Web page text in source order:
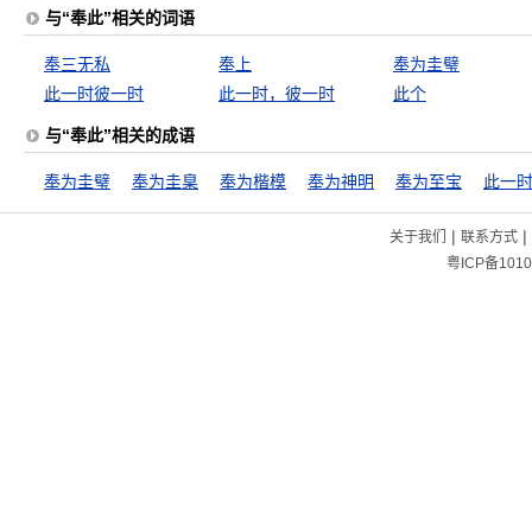
与“奉此”相关的词语
奉三无私 奉上
奉为圭璧
此一时彼一时
此一时，彼一时 此个
与“奉此”相关的成语
奉为圭璧 奉为圭臬 奉为楷模 奉为神明 奉为至宝
关于我们 | 联系方式|
粤ICP备